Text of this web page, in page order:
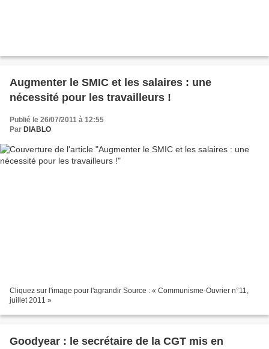
Augmenter le SMIC et les salaires : une
nécessité pour les travailleurs !
Publié le 26/07/2011 à 12:55
Par DIABLO
Cliquez sur l'image pour l'agrandir Source : « Communisme-Ouvrier n°11,
juillet 2011 »
Goodyear : le secrétaire de la CGT mis en